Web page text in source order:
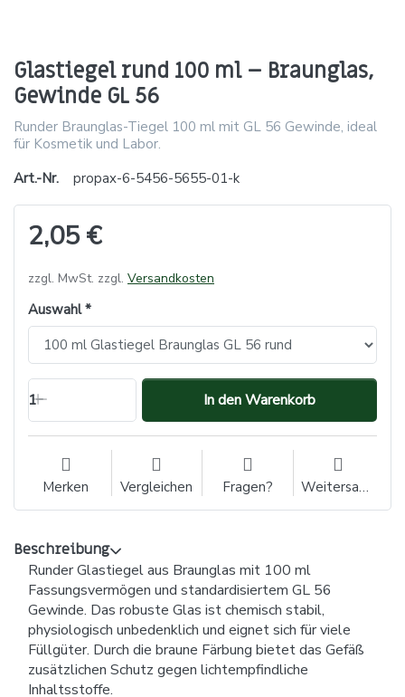
Glastiegel rund 100 ml – Braunglas,
Gewinde GL 56
Runder Braunglas-Tiegel 100 ml mit GL 56 Gewinde, ideal
für Kosmetik und Labor.
Art.-Nr.
propax-6-5456-5655-01-k
2,05 €
zzgl. MwSt. zzgl. Versandkosten
Auswahl
1 In den Warenkorb
Merken Vergleichen Fragen? Weitersagen
Beschreibung
Runder Glastiegel aus Braunglas mit 100 ml
Fassungsvermögen und standardisiertem GL 56
Gewinde. Das robuste Glas ist chemisch stabil,
physiologisch unbedenklich und eignet sich für viele
Füllgüter. Durch die braune Färbung bietet das Gefäß
zusätzlichen Schutz gegen lichtempfindliche
Inhaltsstoffe.